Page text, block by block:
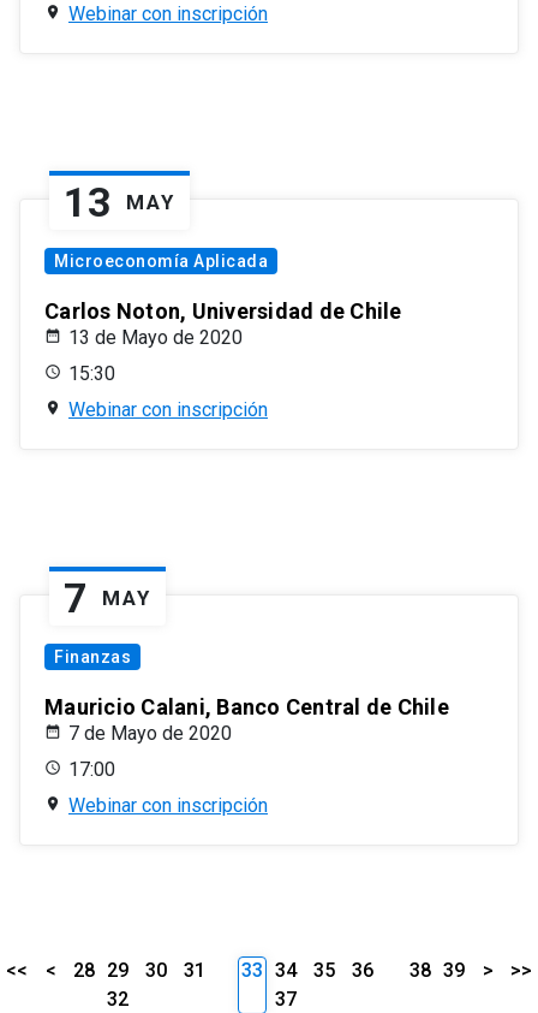
Webinar con inscripción
13 MAY
Microeconomía Aplicada
Carlos Noton, Universidad de Chile
13 de Mayo de 2020
15:30
Webinar con inscripción
7 MAY
Finanzas
Mauricio Calani, Banco Central de Chile
7 de Mayo de 2020
17:00
Webinar con inscripción
<< < 28 29 30
31
32
33 34 35
36
37
38 39 > >>